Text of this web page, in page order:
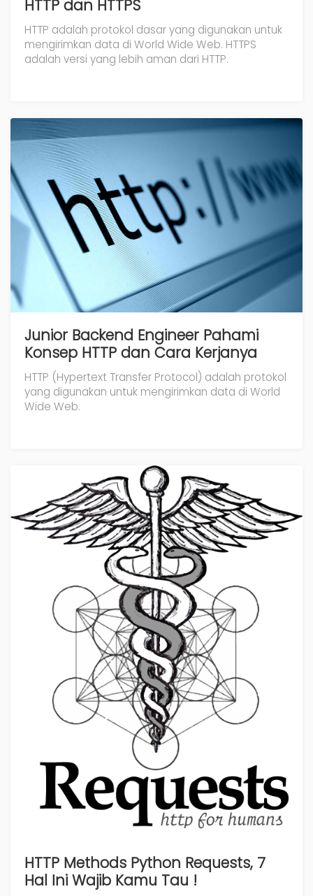
HTTP dan HTTPS
HTTP adalah protokol dasar yang digunakan untuk
mengirimkan data di World Wide Web. HTTPS
adalah versi yang lebih aman dari HTTP.
Junior Backend Engineer Pahami
Konsep HTTP dan Cara Kerjanya
HTTP (Hypertext Transfer Protocol) adalah protokol
yang digunakan untuk mengirimkan data di World
Wide Web.
HTTP Methods Python Requests, 7
Hal Ini Wajib Kamu Tau !